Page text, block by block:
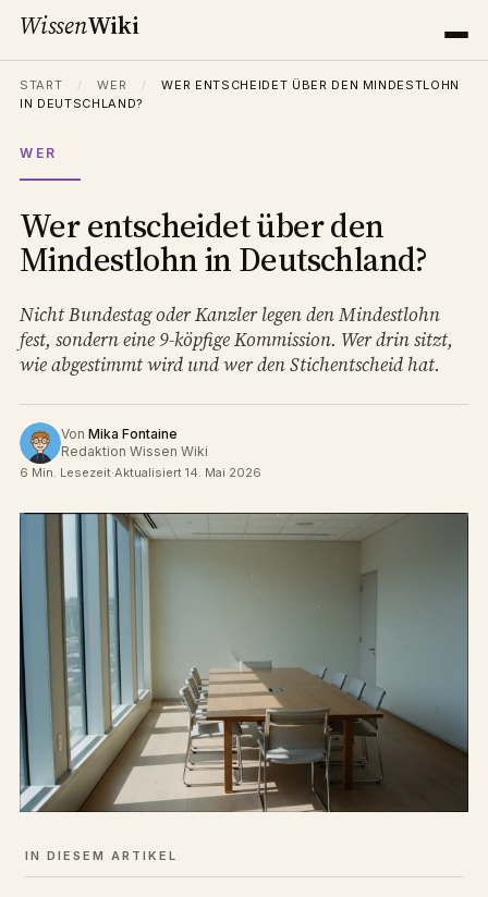
WissenWiki
START / WER /
WER ENTSCHEIDET ÜBER DEN MINDESTLOHN
IN DEUTSCHLAND?
WER
Wer entscheidet über den
Mindestlohn in Deutschland?
Nicht Bundestag oder Kanzler legen den Mindestlohn
fest, sondern eine 9-köpfige Kommission. Wer drin sitzt,
wie abgestimmt wird und wer den Stichentscheid hat.
Von Mika Fontaine
Redaktion Wissen Wiki
6 Min. Lesezeit·Aktualisiert 14. Mai 2026
IN DIESEM ARTIKEL